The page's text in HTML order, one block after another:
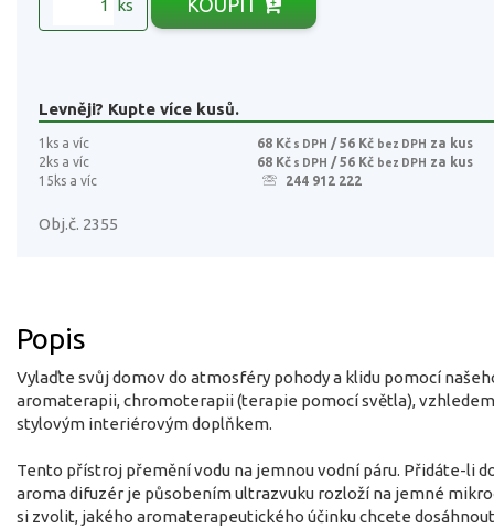
ks
Levněji? Kupte více kusů.
1ks a víc 68 Kč s DPH / 56 Kč bez DPH za kus
2ks a víc
68 Kč s DPH / 56 Kč bez DPH za kus
15ks a víc
244 912 222
Obj.č. 2355
Popis
Vylaďte svůj domov do atmosféry pohody a klidu pomocí
aromaterapii, chromoterapii (terapie pomocí světla),
stylovým interiérovým doplňkem.
Tento přístroj přemění vodu na jemnou vodní páru. Přidáte-li
aroma difuzér je působením ultrazvuku rozloží na jemné
si zvolit, jakého aromaterapeutického účinku chcete